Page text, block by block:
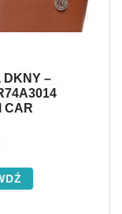
DKNY –
CAR